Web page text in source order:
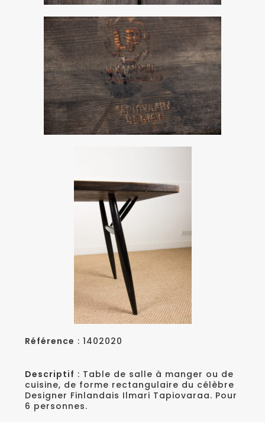
Référence : 1402020
Descriptif : Table de salle à manger ou de
cuisine, de forme rectangulaire du célèbre
Designer Finlandais Ilmari Tapiovaraa. Pour
6 personnes.